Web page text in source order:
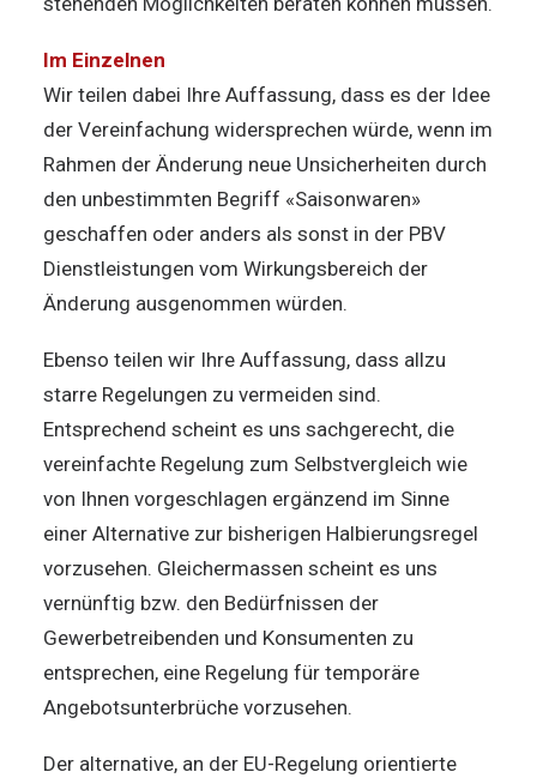
Im Einzelnen
Wir teilen dabei Ihre Auffassung, dass es der Idee
der Vereinfachung widersprechen würde, wenn im
Rahmen der Änderung neue Unsicherheiten durch
den unbestimmten Begriff «Saisonwaren»
geschaffen oder anders als sonst in der PBV
Dienstleistungen vom Wirkungsbereich der
Änderung ausgenommen würden.
Ebenso teilen wir Ihre Auffassung, dass allzu
starre Regelungen zu vermeiden sind.
Entsprechend scheint es uns sachgerecht, die
vereinfachte Regelung zum Selbstvergleich wie
von Ihnen vorgeschlagen ergänzend im Sinne
einer Alternative zur bisherigen Halbierungsregel
vorzusehen. Gleichermassen scheint es uns
vernünftig bzw. den Bedürfnissen der
Gewerbetreibenden und Konsumenten zu
entsprechen, eine Regelung für temporäre
Angebotsunterbrüche vorzusehen.
Der alternative, an der EU-Regelung orientierte